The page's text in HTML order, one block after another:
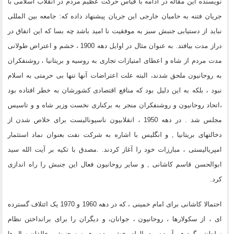
جریان فتنه به حامیان خارجی این جریان پیشنهاد داده که: جامعه بین المللی
نباید از دستیابی جنبش سبز به موفقیت نا امید باشد چه بسا که این اتفاق در
دراز مدت بیافتد. به عنوان مثال در اوایل دهه 1900 ، خشم و اعتراض طولانی
مدت مردم از شاه و اعطای امتیازات تجاری به روسیه و بریتانیا ، روشنفکران
به روحانیون ملحق شدند، البته علت اعتراضات آنها تنها بی حرمتی به اسلام
نبود ، بلکه به این دلیل بود که منافع اقتصادی کشورشان به خطر افتاده بود
،اتحاد روحانیون و روشنفکران منجر به برکناری نخست وزیر شاه و و تاسیس
مجلس شد . در دهه 1950 ، انقلابیون ناسیونالیست برای خلاص شدن از
دخالتهای بریتانیا , و انگلیس با اشاره به شرکت نفت بعنوان نماد استثمار
امپریالیستی ، مبارزات خود را آغاز کردند. .مصدق با تکیه بر آیت الله سید
ابوالحسن قاسم کاشانی , و سایر روحانیون فعال این جنبش را راه اندازی
کرد.
احتمالا کاشانی برای امام خمینی ، که در دهه 1960 و 1970 یک ائتلاف گسترده
ای ، از سکولارها ، روحانیون ، جوانان، و دیگران را برای برانداختن نظام